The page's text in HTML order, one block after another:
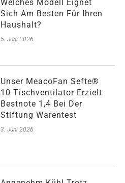
Welches Modell Eignet
Sich Am Besten Für Ihren
Haushalt?
5. Juni 2026
Unser MeacoFan Sefte®
10 Tischventilator Erzielt
Bestnote 1,4 Bei Der
Stiftung Warentest
3. Juni 2026